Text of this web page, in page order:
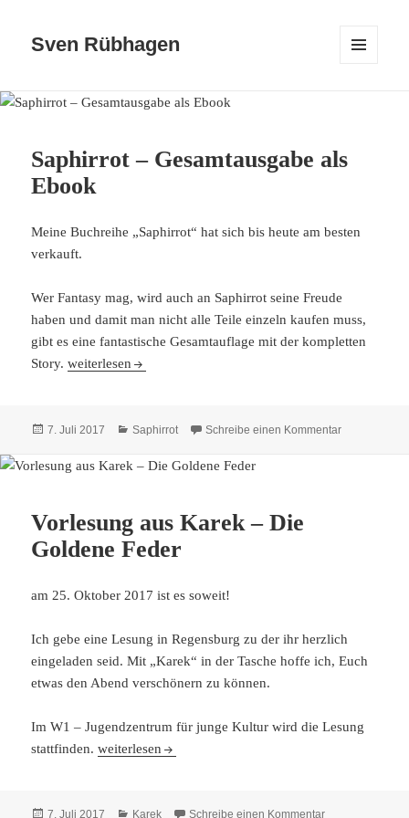
Sven Rübhagen
Blog
Saphirrot – Gesamtausgabe als
Ebook
Meine Buchreihe „Saphirrot“ hat sich bis heute am besten
verkauft.
Wer Fantasy mag, wird auch an Saphirrot seine Freude
haben und damit man nicht alle Teile einzeln kaufen muss,
gibt es eine fantastische Gesamtauflage mit der kompletten
Story.Saphirrot – Gesamtausgabe als Ebook
weiterlesen
Veröffentlicht
7. Juli 2017 Kategorien
Saphirrot Schreibe einen Kommentarzu Saphirrot
Vorlesung aus Karek – Die
Goldene Feder
am 25. Oktober 2017 ist es soweit!
Ich gebe eine Lesung in Regensburg zu der ihr herzlich
eingeladen seid. Mit „Karek“ in der Tasche hoffe ich, Euch
etwas den Abend verschönern zu können.
Im W1 – Jugendzentrum für junge Kultur wird die Lesung
stattfinden.Vorlesung aus Karek – Die Goldene Feder
weiterlesen
Veröffentlicht
7. Juli 2017 Kategorien
Karek Schreibe einen Kommentarzu Vorlesung